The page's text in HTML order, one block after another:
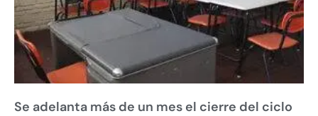
Se adelanta más de un mes el cierre del ciclo